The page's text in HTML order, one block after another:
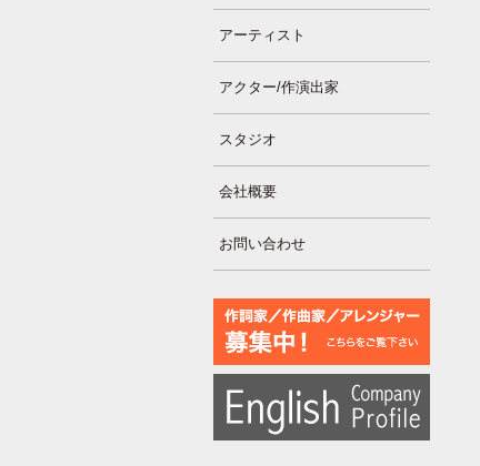
アーティスト
アクター/作演出家
スタジオ
会社概要
お問い合わせ